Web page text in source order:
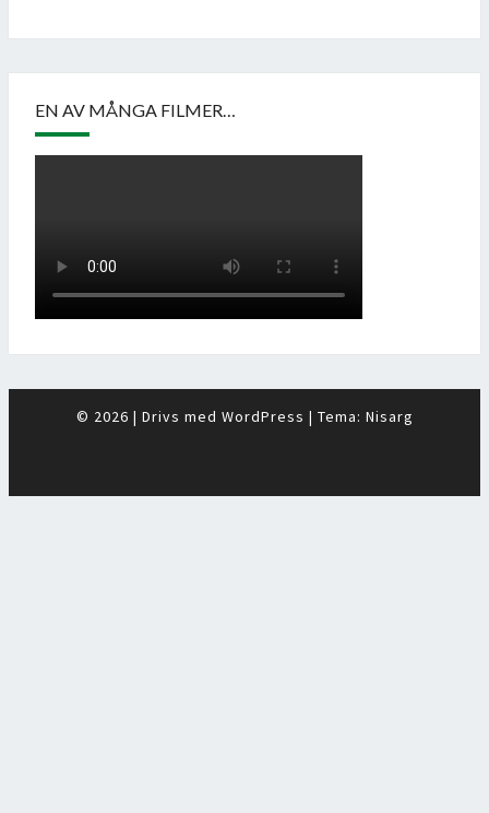
EN AV MÅNGA FILMER…
© 2026 | Drivs med WordPress | Tema: Nisarg